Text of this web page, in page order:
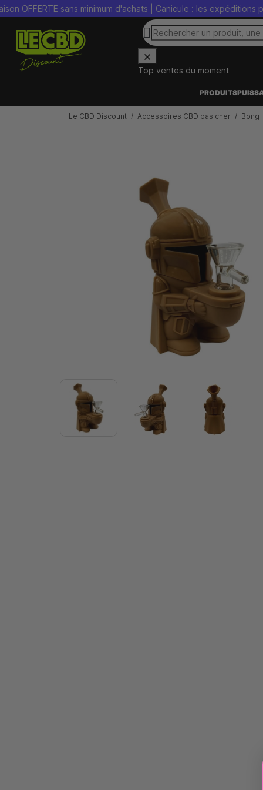
sans minimum d'achats | Canicule : les expéditions
Top ventes du moment
PRODUITS
Le CBD Discount Accessoires CBD pas cher Bong